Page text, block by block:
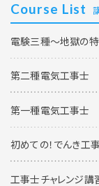
Course List
電験三種～地獄の
第二種電気工事士
第一種電気工事士
初めての！でんき工
工事士チャレンジ講